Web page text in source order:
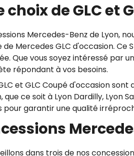
choix de GLC et
Mercedes-Benz de Lyon,
Mercedes GLC d'occasion.
Que vous soyez intéressé par
répondant à vos besoins.
et GLC Coupé d'occasion
que ce soit à Lyon Dardilly, Lyon
pour garantir une qualité
dans trois de nos